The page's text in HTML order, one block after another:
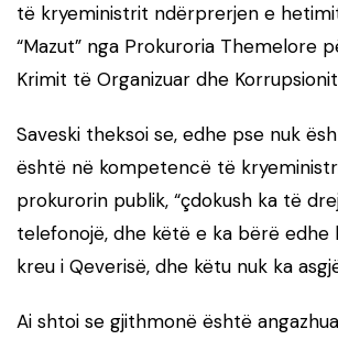
të kryeministrit ndërprerjen e
“Mazut” nga Prokuroria Themelore
Krimit të Organizuar dhe
Saveski theksoi se, edhe pse nuk
është në kompetencë të
prokurorin publik, “çdokush ka të
telefonojë, dhe këtë e ka bërë edhe
kreu i Qeverisë, dhe këtu nuk ka
Ai shtoi se gjithmonë është